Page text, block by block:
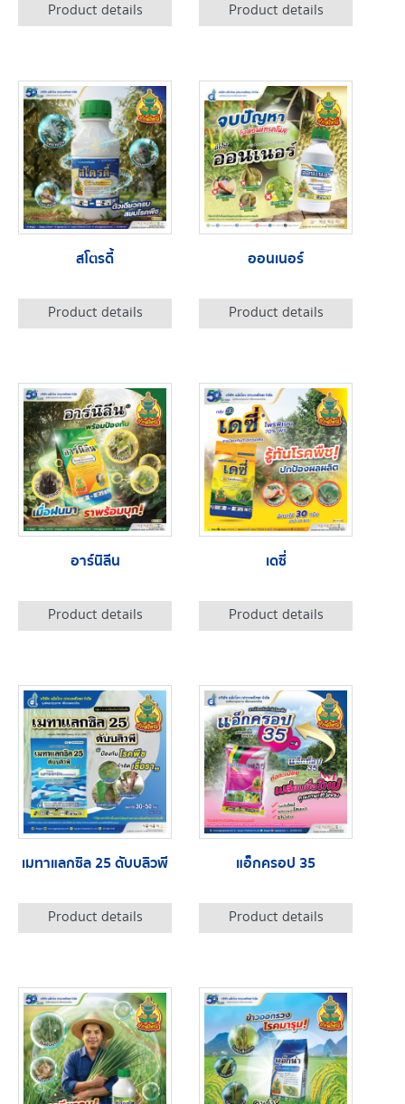
Product details Product details
สโตรดี้
Product details
ออนเนอร์
Product details
อาร์นิลีน
Product details
เดซี่
Product details
เมทาแลกซิล 25 ดับบลิวพี
Product details
แอ็กครอป 35
Product details